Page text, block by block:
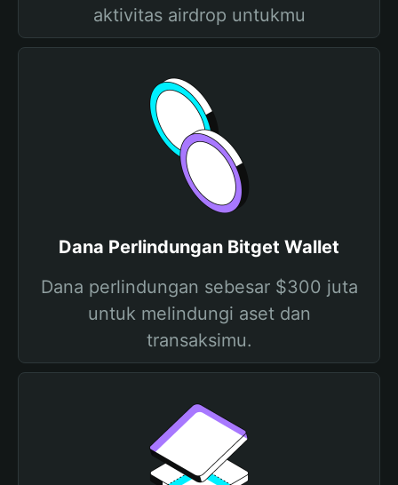
aktivitas airdrop untukmu
Dana Perlindungan Bitget Wallet
Dana perlindungan sebesar $300 juta
untuk melindungi aset dan
transaksimu.